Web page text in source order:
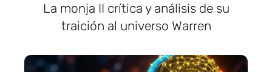
La monja II crítica y análisis de su
traición al universo Warren